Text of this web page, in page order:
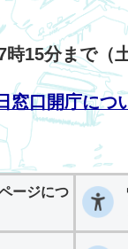
時15分まで（
窓口開庁につ
ージにつ